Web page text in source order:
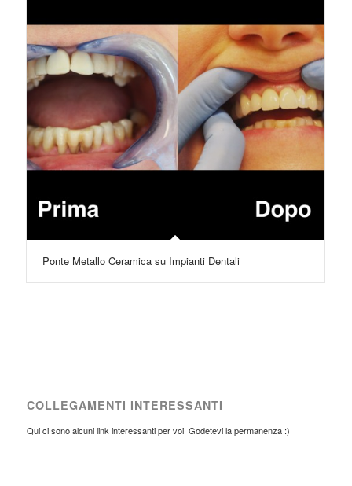
Ponte Metallo Ceramica su Impianti Dentali
COLLEGAMENTI INTERESSANTI
Qui ci sono alcuni link interessanti per voi! Godetevi la permanenza :)